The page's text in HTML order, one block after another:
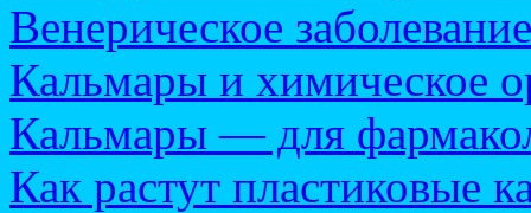
Венерическое
Кальмары и химическое
Кальмары — для
Как растут пластиковые